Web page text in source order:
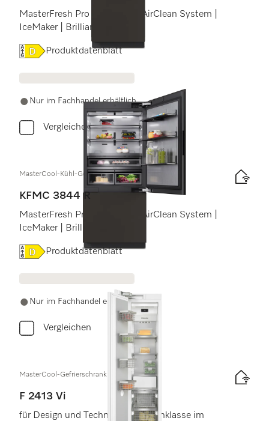
MasterFresh Pro | Kameras | AirClean System |
IceMaker | BrilliantLight Pro
Onlinelabel Image, Energielabel
Produktdatenblatt
Nur im Fachhandel erhältlich
Vergleichen
MasterCool-Kühl-Gefrierkombination
KFMC 3844 R
MasterFresh Pro | Kameras | AirClean System |
IceMaker | BrilliantLight Pro
Onlinelabel Image, Energielabel
Produktdatenblatt
Nur im Fachhandel erhältlich
Vergleichen
MasterCool-Gefrierschrank
F 2413 Vi
für Design und Technik der Spitzenklasse im